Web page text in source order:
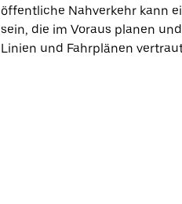
öffentliche Nahverkehr kann
sein, die im Voraus planen
Linien und Fahrplänen